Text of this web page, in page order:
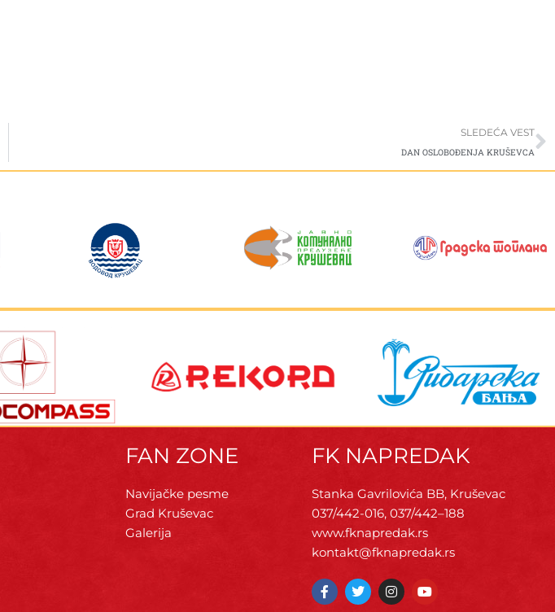
SLEDEĆA VEST
DAN OSLOBOĐENJA KRUŠEVCA
FAN ZONE
Navijačke pesme
Grad Kruševac
Galerija
FK NAPREDAK
Stanka Gavrilovića BB, Kruševac
037/442-016, 037/442–188
www.fknapredak.rs
kontakt@fknapredak.rs
F
a
T
w
I
n
Y
o